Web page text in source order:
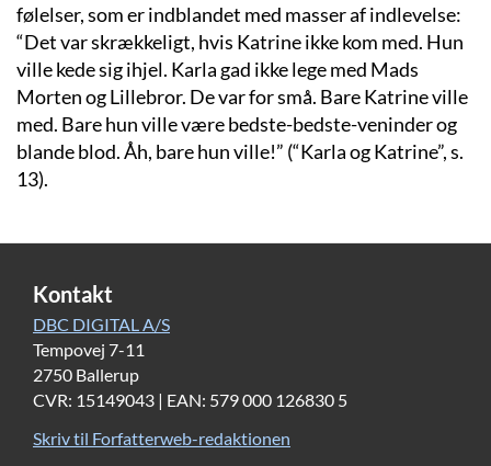
følelser, som er indblandet med masser af indlevelse:
“Det var skrækkeligt, hvis Katrine ikke kom med. Hun
ville kede sig ihjel. Karla gad ikke lege med Mads
Morten og Lillebror. De var for små. Bare Katrine ville
med. Bare hun ville være bedste-bedste-veninder og
blande blod. Åh, bare hun ville!” (“Karla og Katrine”, s.
13).
Kontakt
DBC DIGITAL A/S
Tempovej 7-11
2750 Ballerup
CVR: 15149043 | EAN: 579 000 126830 5
Skriv til Forfatterweb-redaktionen